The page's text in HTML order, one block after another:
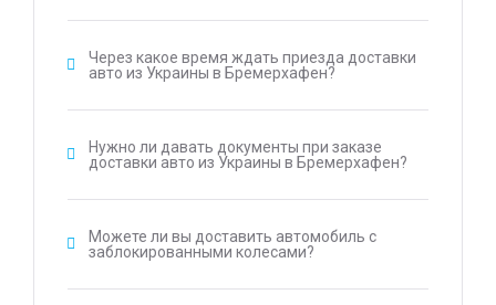
Через какое время ждать приезда доставки
авто из Украины в Бремерхафен?
Нужно ли давать документы при заказе
доставки авто из Украины в Бремерхафен?
Можете ли вы доставить автомобиль с
заблокированными колесами?